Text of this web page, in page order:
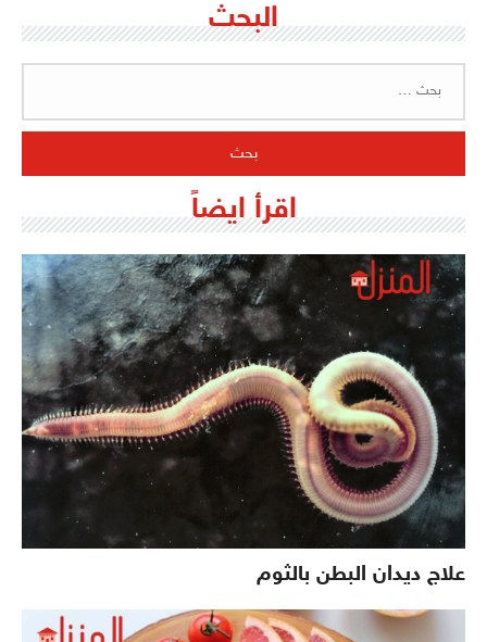
البحث
اقرأ ايضاً
علاج ديدان البطن بالثوم